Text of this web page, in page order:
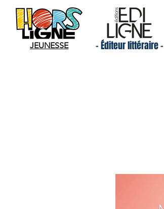
JEUNESSE - Éditeur littéraire -